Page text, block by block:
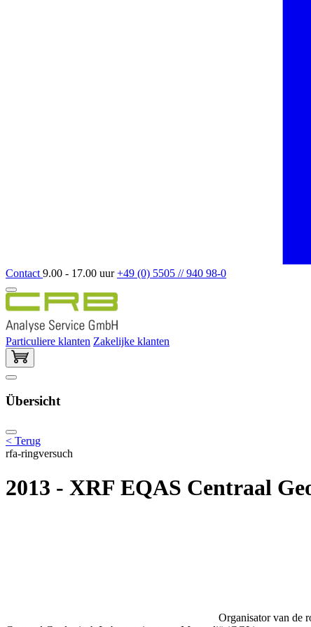
Contact 9.00 - 17.00 uur+49 (0) 5505 // 940 98-0
Particuliere klanten Zakelijke klanten
Übersicht
< Terug
rfa-ringversuch
2013 - XRF EQAS Centraal
Organisator van de